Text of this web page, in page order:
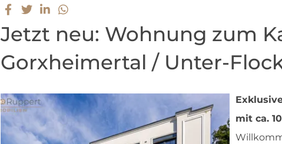
Jetzt neu: Wohnung zum
Gorxheimertal / Unter-
mit ca.